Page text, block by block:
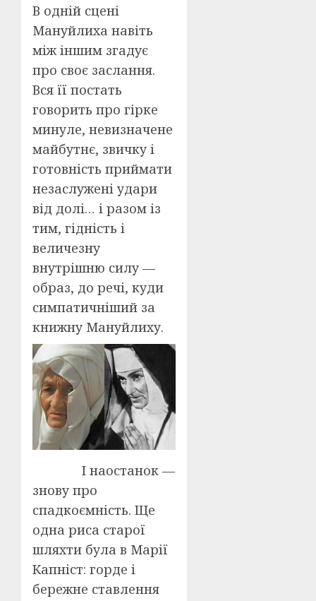
В одній сцені
Мануйлиха навіть
між іншим згадує
про своє заслання.
Вся її постать
говорить про гірке
минуле, невизначене
майбутнє, звичку і
готовність приймати
незаслужені удари
від долі… і разом із
тим, гідність і
величезну
внутрішню силу —
образ, до речі, куди
симпатичніший за
книжну Мануйлиху.
І наостанок —
знову про
спадкоємність. Ще
одна риса старої
шляхти була в Марії
Капніст: горде і
бережне ставлення